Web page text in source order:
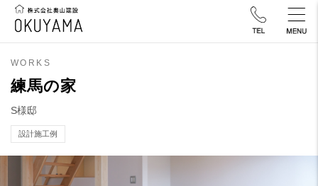
WORKS
練馬の家
S様邸
設計施工例